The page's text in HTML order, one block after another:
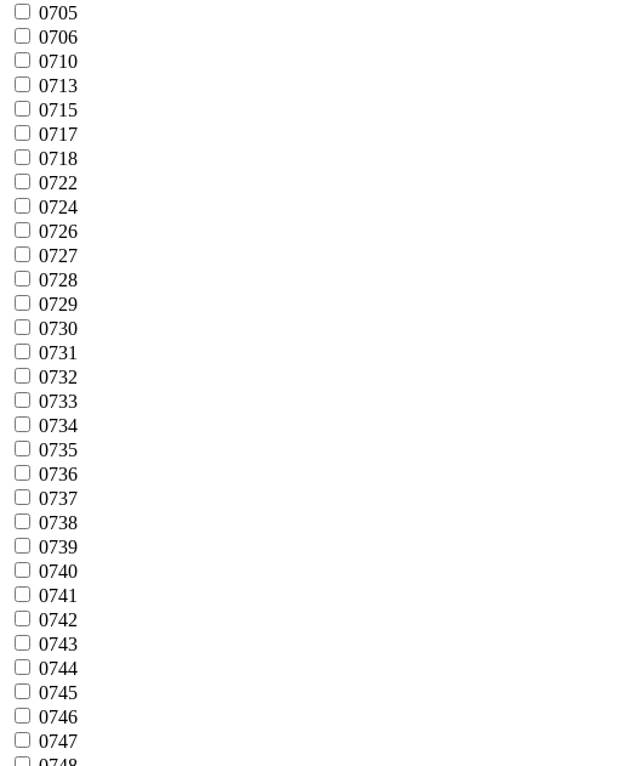
0705
0706
0710
0713
0715
0717
0718
0722
0724
0726
0727
0728
0729
0730
0731
0732
0733
0734
0735
0736
0737
0738
0739
0740
0741
0742
0743
0744
0745
0746
0747